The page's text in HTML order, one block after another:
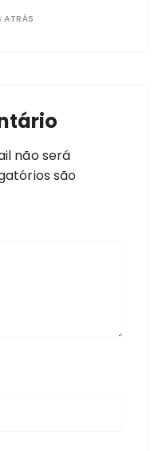
ATRÁS
não será
são